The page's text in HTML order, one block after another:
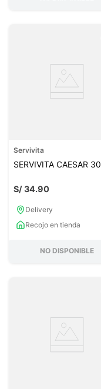
Servivita
SERVIVITA CAESAR
S/34.90
Delivery
Recojo en tienda
NO DISPONIBLE